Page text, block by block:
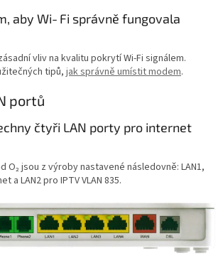
aby Wi‑Fi správně fungovala
vliv na kvalitu pokrytí Wi‑Fi signálem.
tipů, jak správně umístit modem.
portů
čtyři LAN porty pro internet
O₂ jsou z výroby nastavené následovně: LAN1,
a LAN2 pro IPTV VLAN 835.